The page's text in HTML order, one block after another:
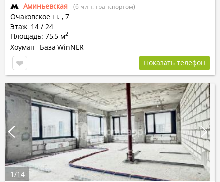
Аминьевская (6 мин. транспортом)
Очаковское ш. , 7
Этаж: 14 / 24
Площадь: 75,5 м2
Хоумап
База WinNER
Показать телефон
1/14